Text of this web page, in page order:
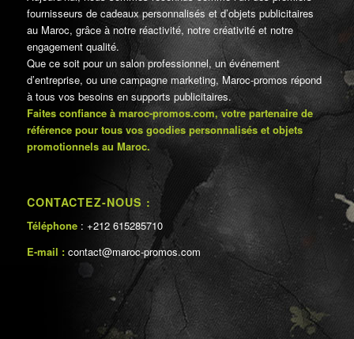
fournisseurs de cadeaux personnalisés et d’objets publicitaires
au Maroc, grâce à notre réactivité, notre créativité et notre
engagement qualité.
Que ce soit pour un salon professionnel, un événement
d’entreprise, ou une campagne marketing, Maroc-promos répond
à tous vos besoins en supports publicitaires.
Faites confiance à maroc-promos.com, votre partenaire de
référence pour tous vos goodies personnalisés et objets
promotionnels au Maroc.
CONTACTEZ-NOUS :
Téléphone : +212 615285710
E-mail : contact@maroc-promos.com